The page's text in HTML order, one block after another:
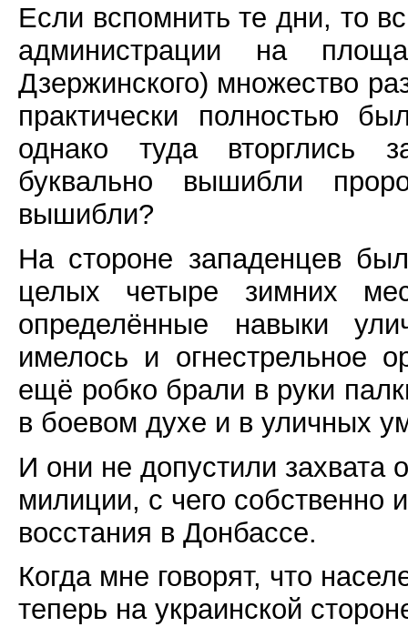
Если вспомнить те дни, то
администрации на
Дзержинского) множество
практически полностью
однако туда вторглись
буквально вышибли
вышибли?
На стороне западенцев
целых четыре зимних
определённые навыки
имелось и огнестрельное
ещё робко брали в руки
в боевом духе и в уличных
И они не допустили захвата
милиции, с чего собственно
восстания в Донбассе.
Когда мне говорят, что
теперь на украинской